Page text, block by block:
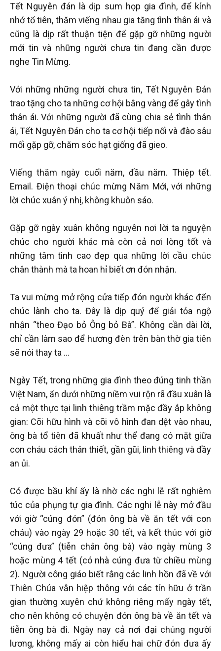
Tết Nguyên đán là dịp sum họp gia đình, để kính
nhớ tổ tiên, thăm viếng nhau gia tăng tình thân ái và
cũng là dịp rất thuận tiện để gặp gỡ những người
mới tin và những người chưa tin đang cần được
nghe Tin Mừng.
Với những những người chưa tin, Tết Nguyên Đán
trao tặng cho ta những cơ hội bằng vàng để gây tình
thân ái. Với những người đã cùng chia sẻ tình thân
ái, Tết Nguyên Đán cho ta cơ hội tiếp nối và đào sâu
mối gặp gỡ, chăm sóc hạt giống đã gieo.
Viếng thăm ngày cuối năm, đầu năm. Thiệp tết.
Email. Điện thoại chúc mừng Năm Mới, với những
lời chúc xuân ý nhị, không khuôn sáo.
Gặp gỡ ngày xuân không nguyên nơi lời ta nguyện
chúc cho người khác mà còn cả nơi lòng tốt và
những tâm tình cao đẹp qua những lời cầu chúc
chân thành mà ta hoan hỉ biết ơn đón nhận.
Ta vui mừng mở rộng cửa tiếp đón người khác đến
chúc lành cho ta. Đây là dịp quý để giải tỏa ngộ
nhận “theo Đạo bỏ Ông bỏ Bà”. Không cần dài lời,
chỉ cần làm sao để hương đèn trên bàn thờ gia tiên
sẽ nói thay ta …
Ngày Tết, trong những gia đình theo đúng tinh thần
Việt Nam, ẩn dưới những niềm vui rộn rã đầu xuân là
cả một thực tại linh thiêng trầm mặc đầy ắp không
gian: Cõi hữu hình và cõi vô hình đan dệt vào nhau,
ông bà tổ tiên đã khuất như thể đang có mặt giữa
con cháu cách thân thiết, gần gũi, linh thiêng và đầy
an ủi.
Có được bầu khí ấy là nhờ các nghi lễ rất nghiêm
túc của phụng tự gia đình. Các nghi lễ này mở đầu
với giờ “cúng đón” (đón ông bà về ăn tết với con
cháu) vào ngày 29 hoặc 30 tết, và kết thúc với giờ
“cúng đưa” (tiễn chân ông bà) vào ngày mùng 3
hoặc mùng 4 tết (có nhà cúng đưa từ chiều mùng
2). Người công giáo biết rằng các linh hồn đã về với
Thiên Chúa vẫn hiệp thông với các tín hữu ở trần
gian thường xuyên chứ không riêng mấy ngày tết,
cho nên không có chuyện đón ông bà về ăn tết và
tiễn ông bà đi. Ngày nay cả nơi đại chúng người
lương, không mấy ai còn hiểu hai chữ đón đưa ấy